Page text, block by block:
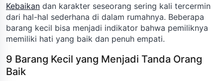
Kebaikan dan karakter seseorang sering kali tercermin
dari hal-hal sederhana di dalam rumahnya. Beberapa
barang kecil bisa menjadi indikator bahwa pemiliknya
memiliki hati yang baik dan penuh empati.
9 Barang Kecil yang Menjadi Tanda Orang
Baik